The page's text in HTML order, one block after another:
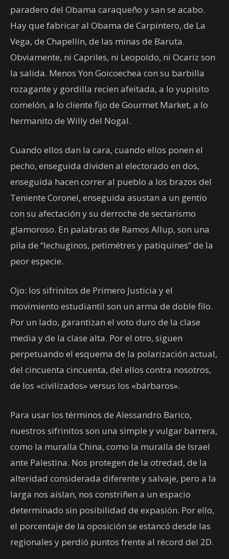
paradero del Obama caraqueño y san se acabo.
Hay que fabricar al Obama de Carpintero, de La
Vega, de Chapellín, de las minas de Baruta.
Obviamente, ni Capriles, ni Leopoldo, ni Ocariz son
la salida. Menos Yon Goicoechea con su barbilla
rozagante y gordilla recien afeitada, a lo yupisito
comelón, a lo cliente fijo de Gourmet Market, a lo
hermanito de Willy del Nogal.
Cuando ellos dan la cara, cuando ellos ponen el
pecho, enseguida dividen al electorado en dos,
enseguida hacen correr al pueblo a los brazos del
Teniente Coronel, enseguida asustan a un gentío
con su afectación y su derroche de sectarismo
glamoroso. En palabras de Ramos Allup, son una
pila de “lechuginos, petimétres y patiquines” de la
peor especie.
Ojo: los sifrinitos de Primero Justicia y el
movimiento estudiantil son un arma de doble filo.
Por un lado, garantizan el voto duro de la clase
media y de la clase alta. Por el otro, siguen
perpetuando el esquema de la polarización actual,
del cincuenta cincuenta, del ellos contra nosotros,
de los «civilizados» versus los «bárbaros».
Para usar los términos de Alessandro Barico,
nuestros sifrinitos son una simple y vulgar barrera,
como la muralla China, como la muralla de Israel
ante Palestina. Nos protegen de la otredad, de la
alteridad considerada diferente y salvaje, pero a la
larga nos aíslan, nos constriñen a un espacio
determinado sin posibilidad de expasión. Por ello,
el porcentaje de la oposición se estancó desde las
regionales y perdió puntos frente al récord del 2D.